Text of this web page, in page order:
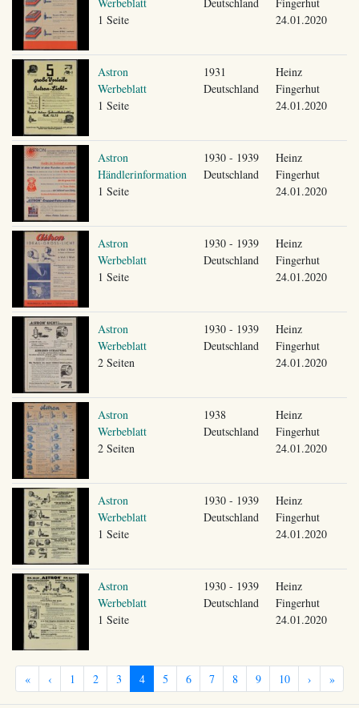
1 Seite
24.01.2020
Astron
Werbeblatt
1 Seite
1931
Deutschland
Heinz
Fingerhut
24.01.2020
Astron
Händlerinformation
1 Seite
1930 - 1939
Deutschland
Heinz
Fingerhut
24.01.2020
Astron
Werbeblatt
1 Seite
1930 - 1939
Deutschland
Heinz
Fingerhut
24.01.2020
Astron
Werbeblatt
2 Seiten
1930 - 1939
Deutschland
Heinz
Fingerhut
24.01.2020
Astron
Werbeblatt
2 Seiten
1938
Deutschland
Heinz
Fingerhut
24.01.2020
Astron
Werbeblatt
1 Seite
1930 - 1939
Deutschland
Heinz
Fingerhut
24.01.2020
Astron
Werbeblatt
1 Seite
1930 - 1939
Deutschland
Heinz
Fingerhut
24.01.2020
« ‹ 1 2 3 4 5 6 7 8 9 10 › »